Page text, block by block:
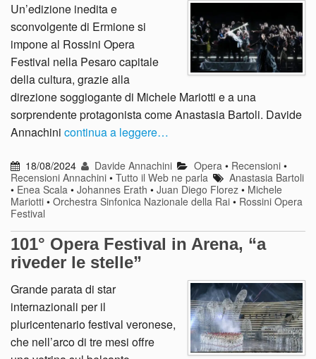
Un’edizione inedita e
sconvolgente di Ermione si
impone al Rossini Opera
Festival nella Pesaro capitale
della cultura, grazie alla
direzione soggiogante di Michele Mariotti e a una
sorprendente protagonista come Anastasia Bartoli. Davide
Annachini continua a leggere…
18/08/2024 Davide Annachini Opera • Recensioni•
Recensioni Annachini • Tutto il Web ne parla
Anastasia Bartoli
• Enea Scala • Johannes Erath • Juan Diego Florez • Michele
Mariotti • Orchestra Sinfonica Nazionale della Rai • Rossini Opera
Festival
101° Opera Festival in Arena, “a
riveder le stelle”
Grande parata di star
internazionali per il
pluricentenario festival veronese,
che nell’arco di tre mesi offre